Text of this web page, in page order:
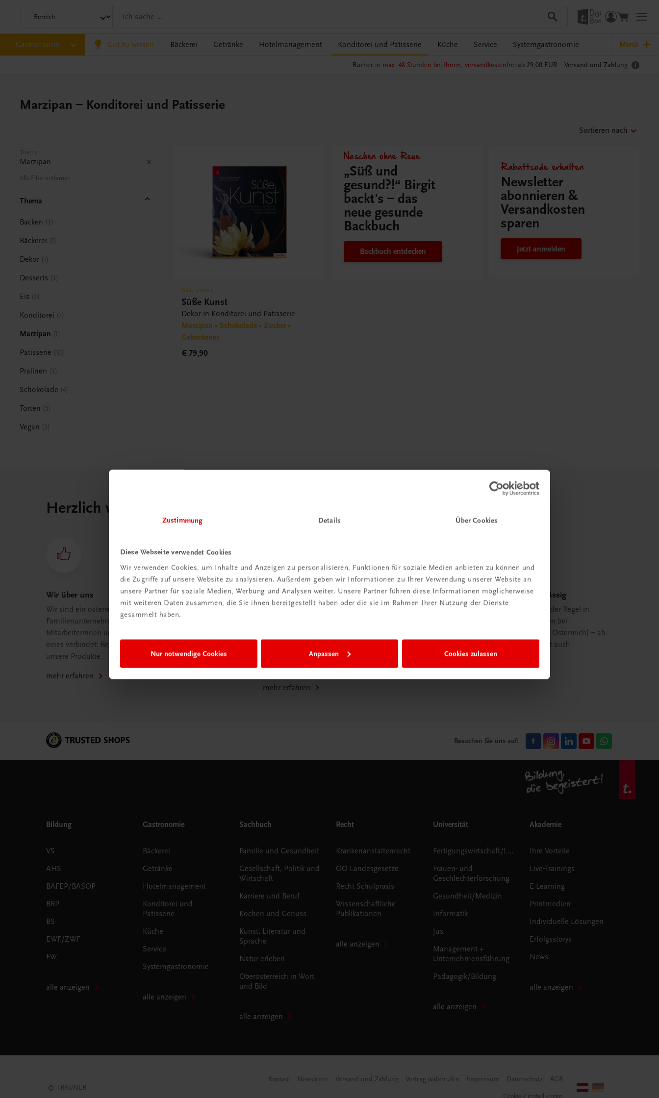
Zustimmung Details Über Cookies
Diese Webseite verwendet Cookies
Wir verwenden Cookies, um Inhalte und Anzeigen zu personalisieren, Funktionen für soziale Medien anbieten zu können und
die Zugriffe auf unsere Website zu analysieren. Außerdem geben wir Informationen zu Ihrer Verwendung unserer Website an
unsere Partner für soziale Medien, Werbung und Analysen weiter. Unsere Partner führen diese Informationen möglicherweise
mit weiteren Daten zusammen, die Sie ihnen bereitgestellt haben oder die sie im Rahmen Ihrer Nutzung der Dienste
gesammelt haben.
Nur notwendige Cookies Anpassen Cookies zulassen
Gastronomie Gut zu wissen Bäckerei Getränke Hotelmanagement Konditorei und Patisserie Küche Service Systemgastronomie Menü
Bücher in max. 48 Stunden bei Ihnen, versandkostenfrei ab 29,00 EUR – Versand und Zahlung
Marzipan – Konditorei und Patisserie
Sortieren nach
Thema
Marzipan
Alle Filter entfernen
Thema
Backen 3
Bäckerei 1
Dekor 1
Desserts 3
Eis 3
Konditorei 7
Marzipan 1
Patisserie 10
Pralinen 3
Schokolade 4
Torten 5
Vegan 3
Gastronomie
Süße Kunst
Dekor in Konditorei und Patisserie
Marzipan • Schokolade • Zucker •
Gebackenes
€ 79,90
Naschen ohne Reue
„Süß und
gesund?!“ Birgit
backt's – das
neue gesunde
Backbuch
Backbuch entdecken
Rabattcode erhalten
Newsletter
abonnieren &
Versandkosten
sparen
Jetzt anmelden
Herzlich willkommen bei TRAUNER!
Wir über uns
Wir sind ein österreichisches
Familienunternehmen mit 75
Mitarbeiterinnen und Mitarbeitern, die
eines verbindet: Begeisterung für
unsere Produkte.
mehr erfahren
Wir sind gerne für Sie da
TRAUNER Verlag + Buchservice GmbH
buchservice@trauner.at
WhatsApp:+43 664 88 58 69 41
mehr erfahren
Schnell und zuverlässig
Ihre Bestellung ist in der Regel in
spätestens 48 Stunden bei
Ihnen (innerhalb von Österreich) – ab
29,00 EUR Bestellwert auch
versandkostenfrei.
Besuchen Sie uns auf:
Bildung
VS
AHS
BAFEP/BASOP
BRP
BS
EWF/ZWF
FW
alle anzeigen
Gastronomie
Bäckerei
Getränke
Hotelmanagement
Konditorei und
Patisserie
Küche
Service
Systemgastronomie
alle anzeigen
Sachbuch
Familie und Gesundheit
Gesellschaft, Politik und
Wirtschaft
Karriere und Beruf
Kochen und Genuss
Kunst, Literatur und
Sprache
Natur erleben
Oberösterreich in Wort
und Bild
alle anzeigen
Recht
Krankenanstaltenrecht
OÖ Landesgesetze
Recht Schulpraxis
Wissenschaftliche
Publikationen
alle anzeigen
Universität
Fertigungswirtschaft/Logistik
Frauen- und
Geschlechterforschung
Gesundheit/Medizin
Informatik
Jus
Management +
Unternehmensführung
Pädagogik/Bildung
alle anzeigen
Akademie
Ihre Vorteile
Live-Trainings
E-Learning
Printmedien
Individuelle Lösungen
Erfolgsstorys
News
alle anzeigen
© TRAUNER
Kontakt Newsletter Versand und Zahlung Vertrag widerrufen Impressum Datenschutz AGB
Cookie-Einstellungen